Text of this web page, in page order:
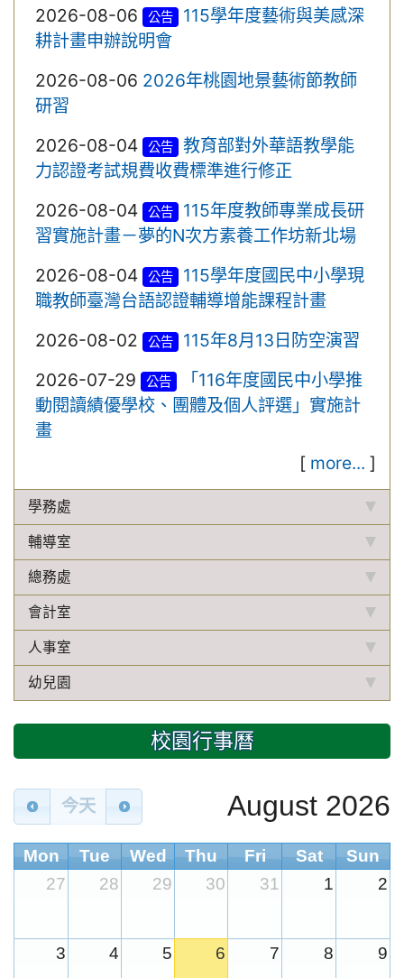
2026-08-06
公告
115學年度藝術與美感深
耕計畫申辦說明會
2026-08-06 2026年桃園地景藝術節教師
研習
2026-08-04
公告
教育部對外華語教學能
力認證考試規費收費標準進行修正
2026-08-04
公告
115年度教師專業成長研
習實施計畫－夢的N次方素養工作坊新北場
2026-08-04
公告
115學年度國民中小學現
職教師臺灣台語認證輔導增能課程計畫
2026-08-02
公告
115年8月13日防空演習
2026-07-29
公告
「116年度國民中小學推
動閱讀績優學校、團體及個人評選」實施計
畫
[ more... ]
學務處
輔導室
總務處
會計室
人事室
幼兒園
校園行事曆
今天 August 2026
Mon Tue Wed Thu Fri Sat
Sun
27
28 29 30 31 1 2
3 4 5 6 7 8 9